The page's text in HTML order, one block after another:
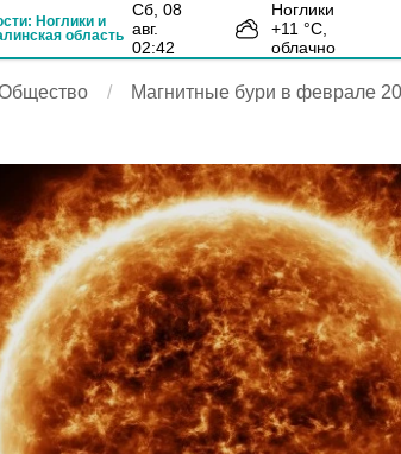
Ноглики и
область
сб, 08
авг.
02:42
Ноглики
+11 °С,
облачно
Магнитные бури в феврале